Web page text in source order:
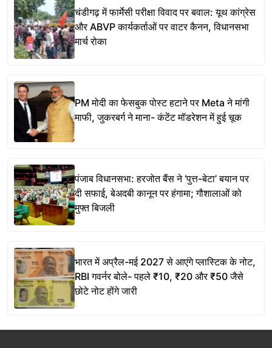
चंडीगढ़ में फार्मेसी परीक्षा विवाद पर बवाल: यूथ कांग्रेस
और ABVP कार्यकर्ताओं पर वाटर कैनन, विधानसभा
मार्च रोका
PM मोदी का फेसबुक पोस्ट हटाने पर Meta ने मांगी
माफी, जुकरबर्ग ने माना- कंटेंट मॉडरेशन में हुई चूक
पंजाब विधानसभा: हरजोत बैंस ने ‘पुत्त-बेटा’ बयान पर
दी सफाई, बेअदबी कानून पर हंगामा; गौशालाओं को
मुफ्त बिजली
भारत में अप्रैल-मई 2027 से आएंगे प्लास्टिक के नोट,
RBI गवर्नर बोले- पहले ₹10, ₹20 और ₹50 जैसे
छोटे नोट होंगे जारी